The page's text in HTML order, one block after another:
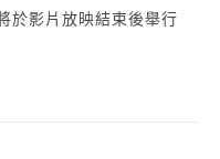
於影片放映結束後舉行